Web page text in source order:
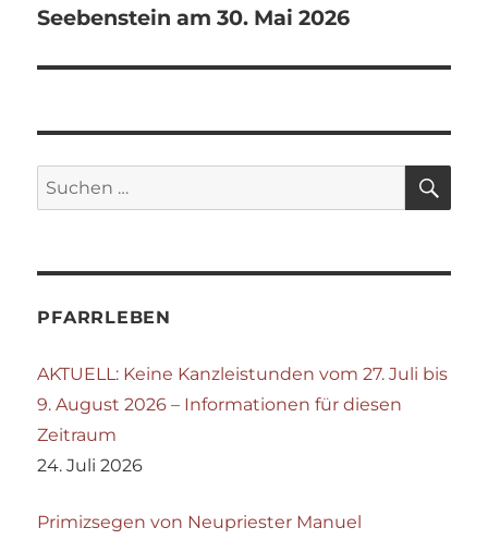
Seebenstein am 30. Mai 2026
Suchen
nach:
PFARRLEBEN
AKTUELL: Keine Kanzleistunden vom 27. Juli bis
9. August 2026 – Informationen für diesen
Zeitraum
24. Juli 2026
Primizsegen von Neupriester Manuel